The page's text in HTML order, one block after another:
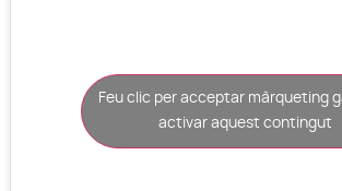
Feu clic per acceptar màrqueting
activar aquest contingut